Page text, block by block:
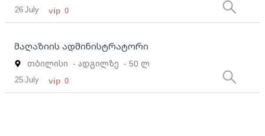
26 July vip 0
მაღაზიის ადმინისტრატორი
თბილისი - ადგილზე - 50 ლ
25 July vip 0